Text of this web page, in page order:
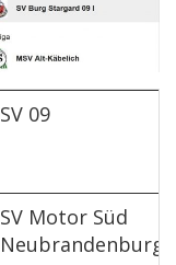
SV 09
SV Motor Süd
Neubrandenburg